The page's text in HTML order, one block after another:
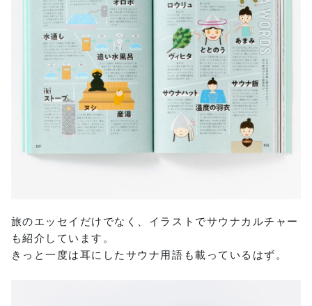
旅のエッセイだけでなく、イラストでサウナカルチャー
も紹介しています。
きっと一度は耳にしたサウナ用語も載っているはず。